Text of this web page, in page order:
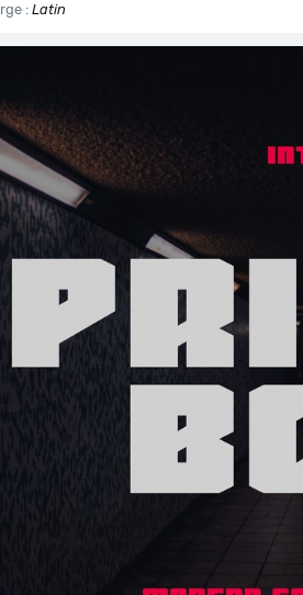
: Latin